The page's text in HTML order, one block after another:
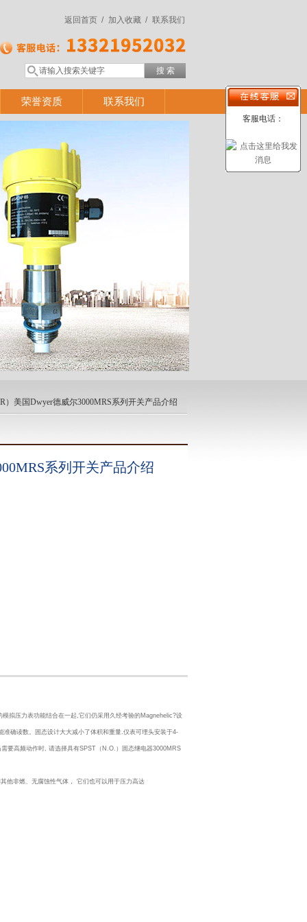
联系我们
加入收藏 /
返回首页 /
荣誉资质 联系我们
）美国Dwyer德威尔3000MRS系列开关产品介绍
系列开关产品介绍
拟压力表功能结合在一起,它们仍采用久经考验的Magnehelic?设
确读数。固态设计大大减小了体积和重量.仪表可埋头安装于4-
要高频动作时, 请选择具有SPST（N.O.）固态继电器3000MRS
他非燃、无腐蚀性气体， 它们也可以用于压力高达
客服电话：